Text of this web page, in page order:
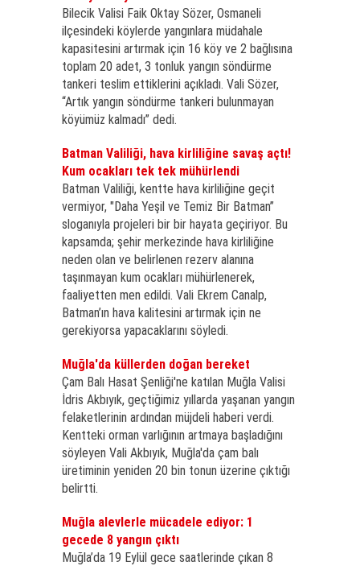
Bilecik Valisi Faik Oktay Sözer, Osmaneli
ilçesindeki köylerde yangınlara müdahale
kapasitesini artırmak için 16 köy ve 2 bağlısına
toplam 20 adet, 3 tonluk yangın söndürme
tankeri teslim ettiklerini açıkladı. Vali Sözer,
“Artık yangın söndürme tankeri bulunmayan
köyümüz kalmadı” dedi.
Batman Valiliği, hava kirliliğine savaş açtı!
Kum ocakları tek tek mühürlendi
Batman Valiliği, kentte hava kirliliğine geçit
vermiyor, "Daha Yeşil ve Temiz Bir Batman”
sloganıyla projeleri bir bir hayata geçiriyor. Bu
kapsamda; şehir merkezinde hava kirliliğine
neden olan ve belirlenen rezerv alanına
taşınmayan kum ocakları mühürlenerek,
faaliyetten men edildi. Vali Ekrem Canalp,
Batman’ın hava kalitesini artırmak için ne
gerekiyorsa yapacaklarını söyledi.
Muğla'da küllerden doğan bereket
Çam Balı Hasat Şenliği'ne katılan Muğla Valisi
İdris Akbıyık, geçtiğimiz yıllarda yaşanan yangın
felaketlerinin ardından müjdeli haberi verdi.
Kentteki orman varlığının artmaya başladığını
söyleyen Vali Akbıyık, Muğla'da çam balı
üretiminin yeniden 20 bin tonun üzerine çıktığı
belirtti.
Muğla alevlerle mücadele ediyor: 1
gecede 8 yangın çıktı
Muğla’da 19 Eylül gece saatlerinde çıkan 8